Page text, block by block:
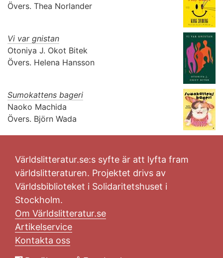
Övers. Thea Norlander
Vi var gnistan
Otoniya J. Okot Bitek
Övers. Helena Hansson
Sumokattens bageri
Naoko Machida
Övers. Björn Wada
Världslitteratur.se:s syfte är att lyfta fram
världslitteraturen. Projektet drivs av
Världsbiblioteket i Solidaritetshuset i
Stockholm.
Om Världslitteratur.se
Artikelservice
Kontakta oss